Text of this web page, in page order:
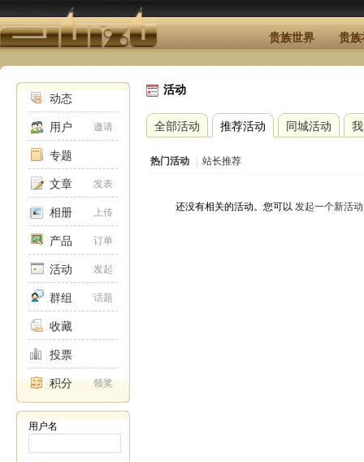
贵族世界 贵族
动态
用户 邀请
专题
文章 发表
相册 上传
产品 订单
活动 发起
群组 话题
收藏
投票
积分 领奖
用户名
活动
全部活动 推荐活动 同城活动
热门活动 站长推荐
还没有相关的活动。您可以 发起一个新活动